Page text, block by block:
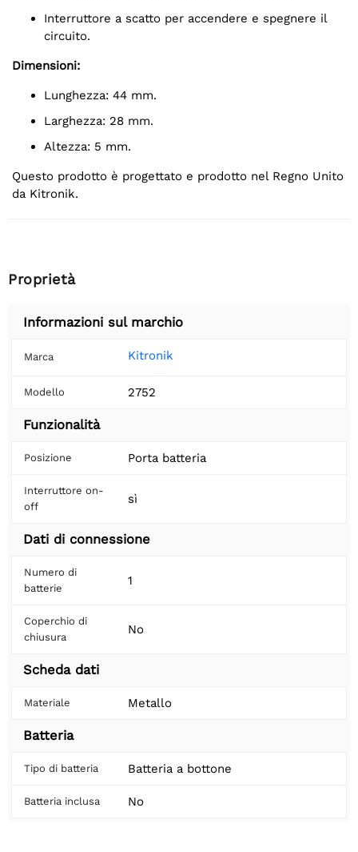
Interruttore a scatto per accendere e spegnere il
circuito.
Dimensioni:
Lunghezza: 44 mm.
Larghezza: 28 mm.
Altezza: 5 mm.
Questo prodotto è progettato e prodotto nel Regno Unito
da Kitronik.
Proprietà
Informazioni sul marchio
Marca Kitronik
Modello 2752
Funzionalità
Posizione Porta batteria
Interruttore on-
off
sì
Dati di connessione
Numero di
batterie
1
Coperchio di
chiusura
No
Scheda dati
Materiale Metallo
Batteria
Tipo di batteria Batteria a bottone
Batteria inclusa No